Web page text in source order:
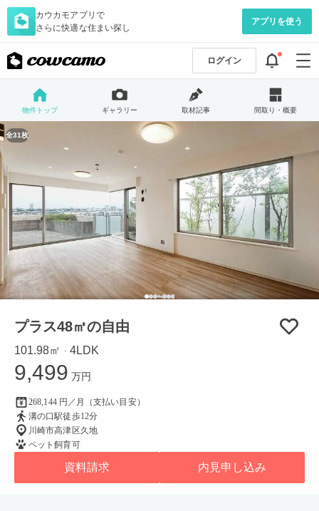
カウカモアプリで
さらに快適な住まい探し
アプリを使う
ログイン
物件トップ ギャラリー 取材記事 間取り・概要
全31枚
プラス48㎡の自由
101.98㎡ ・ 4LDK
9,499 万円
268,144 円／月（支払い目安）
溝の口駅徒歩12分
川崎市高津区久地
ペット飼育可
資料請求 内見申し込み